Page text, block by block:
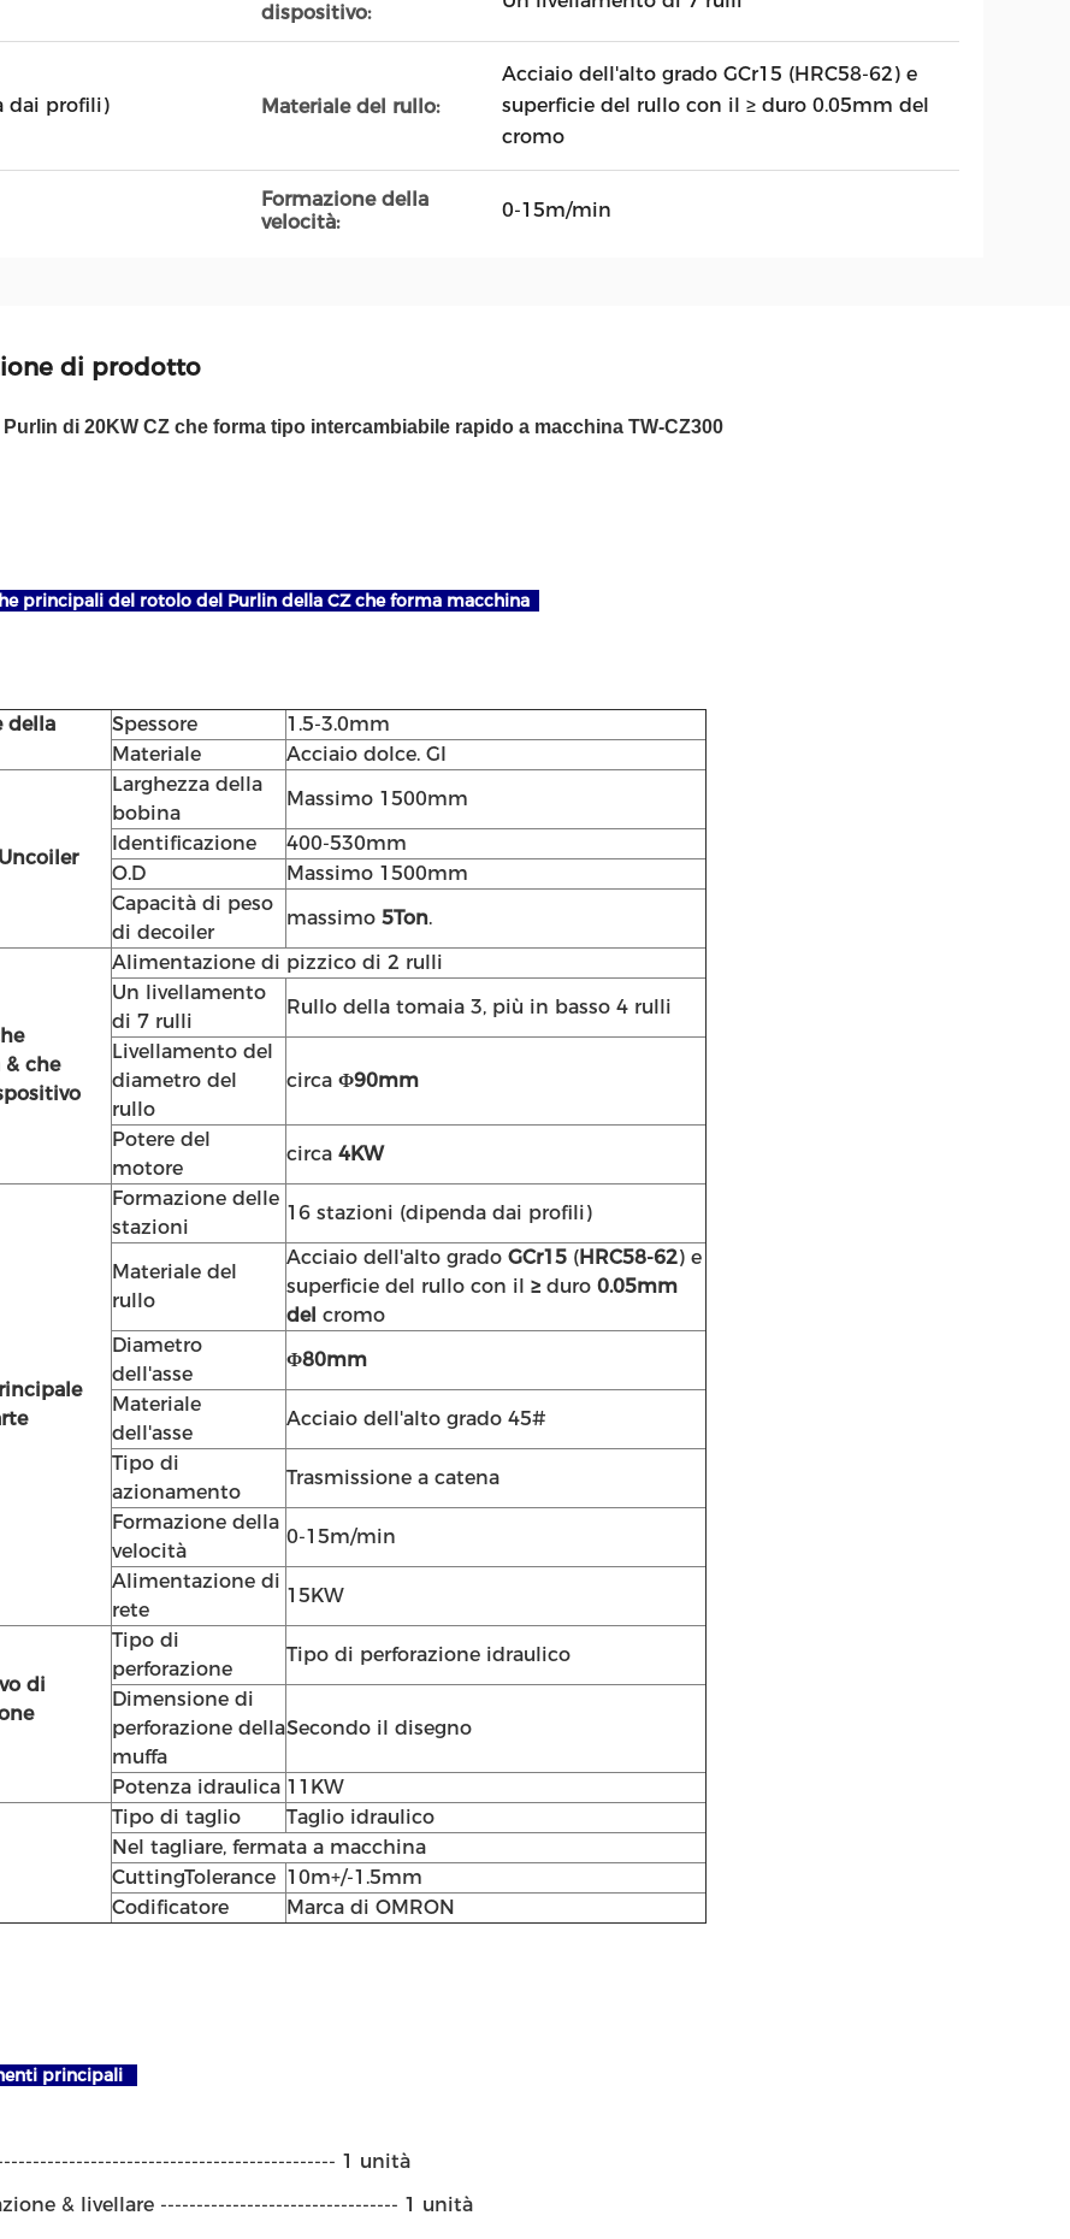
dispositivo:
dai profili) Materiale del rullo:
Acciaio dell'alto grado GCr15 (HRC58-62) e
superficie del rullo con il ≥ duro 0.05mm del
cromo
Formazione della
velocità:
0-15m/min
di prodotto
di 20KW CZ che forma tipo intercambiabile rapido a macchina TW-CZ300
principali del rotolo del Purlin della CZ che forma macchina
della
Spessore
1.5-3.0mm
Materiale
Acciaio dolce. GI
Larghezza della
bobina
Massimo 1500mm
Identificazione
400-530mm
O.D
Massimo 1500mm
Capacità di peso
di decoiler
massimo 5Ton.
che
Alimentazione di pizzico di 2 rulli
Un livellamento
di 7 rulli
Rullo della tomaia 3, più in basso 4 rulli
Livellamento del
diametro del
rullo
circa Φ90mm
Potere del
motore
circa 4KW
Formazione delle
stazioni
16 stazioni (dipenda dai profili)
Materiale del
rullo
Acciaio dell'alto grado GCr15 (HRC58-62) e
superficie del rullo con il ≥ duro 0.05mm
del cromo
Diametro
dell'asse
Φ80mm
Materiale
dell'asse
Acciaio dell'alto grado 45#
Tipo di
azionamento
Trasmissione a catena
Formazione della
velocità
0-15m/min
Alimentazione di
rete
15KW
di
Tipo di
perforazione
Tipo di perforazione idraulico
Dimensione di
perforazione della
muffa
Secondo il disegno
Potenza idraulica 11KW
Tipo di taglio
Taglio idraulico
Nel tagliare, fermata a macchina
CuttingTolerance 10m+/-1.5mm
Codificatore
Marca di OMRON
principali
1 unità
& livellare --------------------------------- 1 unità